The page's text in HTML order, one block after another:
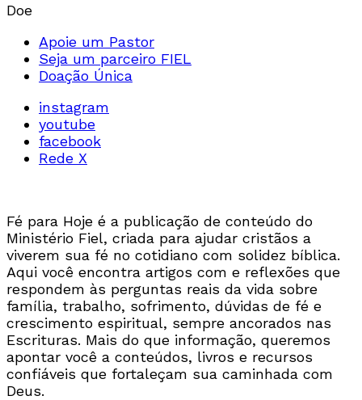
Doe
Apoie um Pastor
Seja um parceiro FIEL
Doação Única
instagram
youtube
facebook
Rede X
Fé para Hoje é a publicação de conteúdo do
Ministério Fiel, criada para ajudar cristãos a
viverem sua fé no cotidiano com solidez bíblica.
Aqui você encontra artigos com e reflexões que
respondem às perguntas reais da vida sobre
família, trabalho, sofrimento, dúvidas de fé e
crescimento espiritual, sempre ancorados nas
Escrituras. Mais do que informação, queremos
apontar você a conteúdos, livros e recursos
confiáveis que fortaleçam sua caminhada com
Deus.